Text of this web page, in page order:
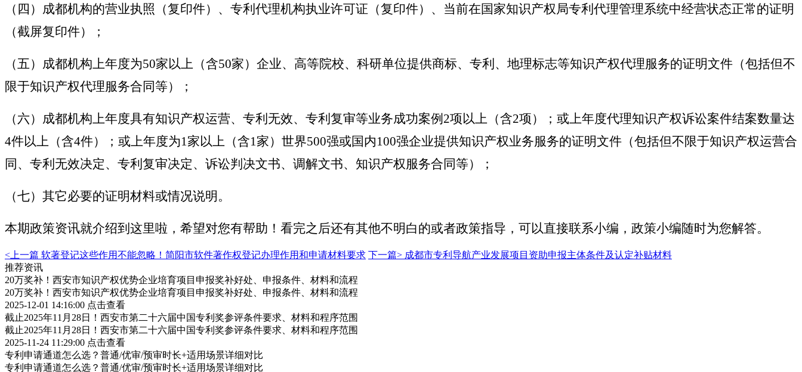
（四）成都机构的营业执照（复印件）、专利代理机构执业许可证（复印件）、当前在国家知识产权局专利代理管理系统中经营状态正常的证明
（截屏复印件）；
（五）成都机构上年度为50家以上（含50家）企业、高等院校、科研单位提供商标、专利、地理标志等知识产权代理服务的证明文件（包括但不
限于知识产权代理服务合同等）；
（六）成都机构上年度具有知识产权运营、专利无效、专利复审等业务成功案例2项以上（含2项）；或上年度代理知识产权诉讼案件结案数量达
4件以上（含4件）；或上年度为1家以上（含1家）世界500强或国内100强企业提供知识产权业务服务的证明文件（包括但不限于知识产权运营合
同、专利无效决定、专利复审决定、诉讼判决文书、调解文书、知识产权服务合同等）；
（七）其它必要的证明材料或情况说明。
本期政策资讯就介绍到这里啦，希望对您有帮助！看完之后还有其他不明白的或者政策指导，可以直接联系小编，政策小编随时为您解答。
<上一篇 软著登记这些作用不能忽略！简阳市软件著作权登记办理作用和申请材料要求 下一篇> 成都市专利导航产业发展项目资助申报主体条件及认定补贴材料
推荐资讯
20万奖补！西安市知识产权优势企业培育项目申报奖补好处、申报条件、材料和流程
20万奖补！西安市知识产权优势企业培育项目申报奖补好处、申报条件、材料和流程
2025-12-01 14:16:00 点击查看
截止2025年11月28日！西安市第二十六届中国专利奖参评条件要求、材料和程序范围
截止2025年11月28日！西安市第二十六届中国专利奖参评条件要求、材料和程序范围
2025-11-24 11:29:00 点击查看
专利申请通道怎么选？普通/优审/预审时长+适用场景详细对比
专利申请通道怎么选？普通/优审/预审时长+适用场景详细对比